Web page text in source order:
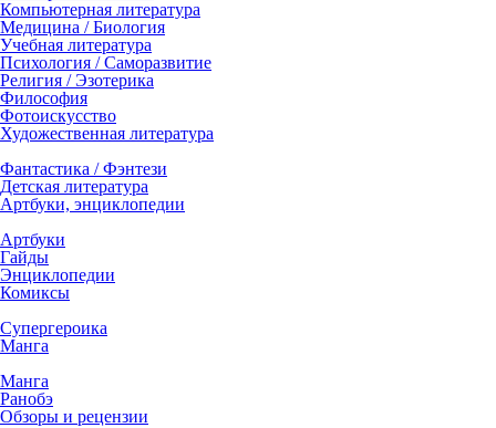
Компьютерная литература
Медицина / Биология
Учебная литература
Психология / Саморазвитие
Религия / Эзотерика
Философия
Фотоискусство
Художественная литература
Фантастика / Фэнтези
Детская литература
Артбуки, энциклопедии
Артбуки
Гайды
Энциклопедии
Комиксы
Супергероика
Манга
Манга
Ранобэ
Обзоры и рецензии